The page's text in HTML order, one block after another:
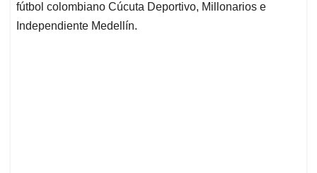
fútbol colombiano Cúcuta Deportivo, Millonarios e
Independiente Medellín.